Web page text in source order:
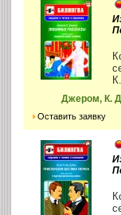
Джером, К.
Оставить заявку